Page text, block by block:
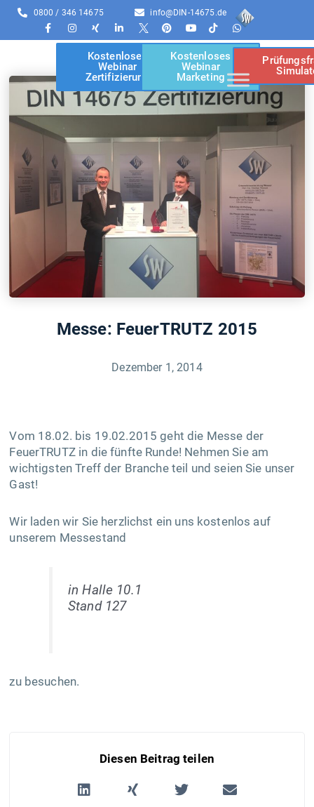
0800 / 346 14675 info@DIN-14675.de
Kostenloses
Webinar
Zertifizierung
Kostenloses
Webinar
Marketing
Messe: FeuerTRUTZ 2015
Dezember 1, 2014
Vom 18.02. bis 19.02.2015 geht die Messe der
FeuerTRUTZ in die fünfte Runde! Nehmen Sie am
wichtigsten Treff der Branche teil und seien Sie unser
Gast!
Wir laden wir Sie herzlichst ein uns kostenlos auf
unserem Messestand
in Halle 10.1
Stand 127
zu besuchen.
Diesen Beitrag teilen